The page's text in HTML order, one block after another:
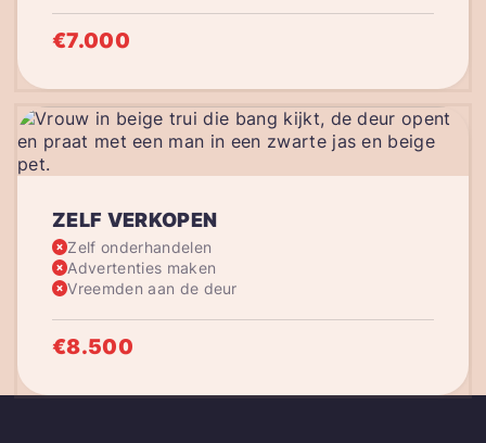
€7.000
ZELF VERKOPEN
Zelf onderhandelen
Advertenties maken
Vreemden aan de deur
€8.500